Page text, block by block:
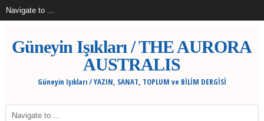
Güneyin Işıkları / THE AURORA
AUSTRALIS
Güneyin Işıkları / YAZIN, SANAT, TOPLUM ve BİLİM DERGİSİ